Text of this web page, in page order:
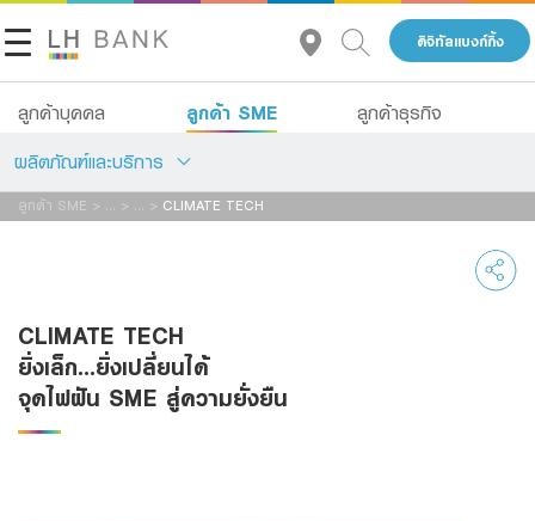
ดิจิทัลแบงก์กิ้ง
ลูกค้าบุคคล ลูกค้า SME ลูกค้าธุรกิจ
ผลิตภัณฑ์และบริการ
เกี่ยวกับเรา
ติดต่อเรา
กลุ่มธุรกิจทางการเงินแลนด์ แอนด์ เฮ้าส์
Advisory Service
ลูกค้า SME > > > CLIMATE TECH
CLIMATE TECH
ยิ่งเล็ก...ยิ่งเปลี่ยนได้
จุดไฟฝัน SME สู่ความยั่งยืน